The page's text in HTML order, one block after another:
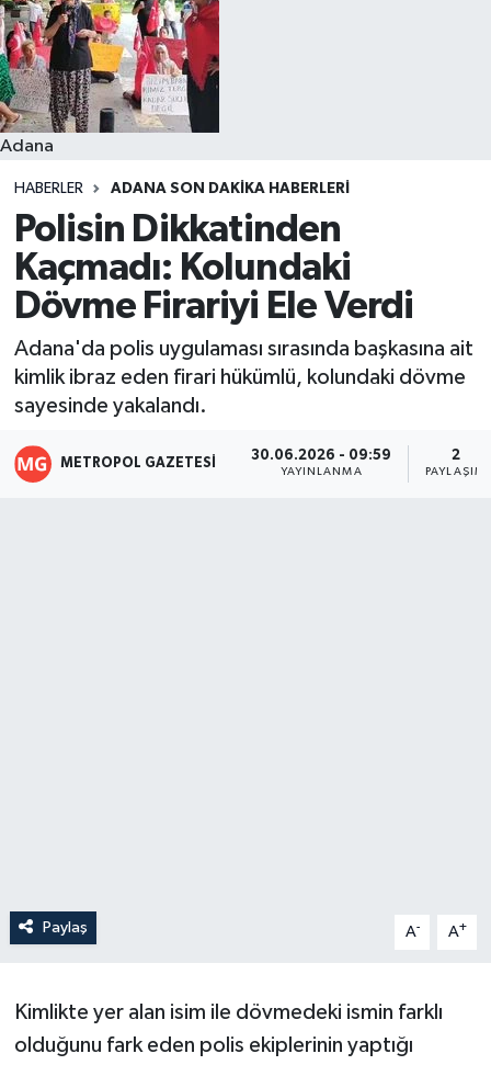
Adana
HABERLER ADANA SON DAKIKA HABERLERI
Polisin Dikkatinden
Kaçmadı: Kolundaki
Dövme Firariyi Ele Verdi
Adana'da polis uygulaması sırasında başkasına ait
kimlik ibraz eden firari hükümlü, kolundaki dövme
sayesinde yakalandı.
METROPOL GAZETESI 30.06.2026 - 09:59
YAYINLANMA
2
PAYLAŞIM
Paylaş A- A+
Kimlikte yer alan isim ile dövmedeki ismin farklı
olduğunu fark eden polis ekiplerinin yaptığı
Resmi İlanlar